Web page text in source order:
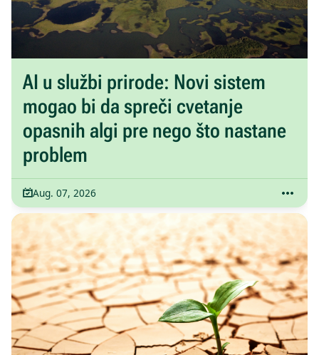
AI u službi prirode: Novi sistem
mogao bi da spreči cvetanje
opasnih algi pre nego što nastane
problem
Aug. 07, 2026